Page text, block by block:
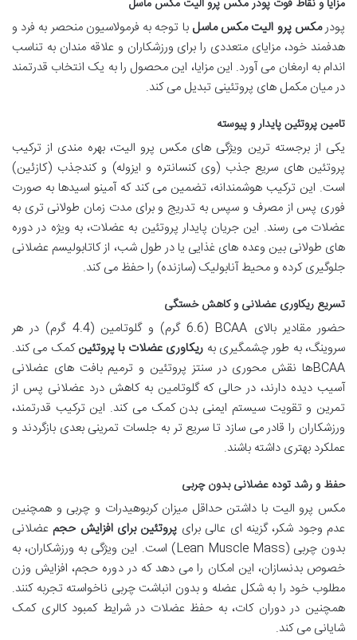
مزایا و نقاط قوت پودر مکس پرو الیت مکس ماسل
پودرمکس پرو الیت مکس ماسل با توجه به فرمولاسیون منحصر به فرد و
هدفمند خود، مزایای متعددی را برای ورزشکاران و علاقه مندان به تناسب
اندام به ارمغان می آورد. این مزایا، این محصول را به یک انتخاب قدرتمند
در میان مکمل های پروتئینی تبدیل می کند.
تامین پروتئین پایدار و پیوسته
یکی از برجسته ترین ویژگی های مکس پرو الیت، بهره مندی از ترکیب
پروتئین های سریع جذب (وی کنسانتره و ایزوله) و کندجذب (کازئین)
است. این ترکیب هوشمندانه، تضمین می کند که آمینو اسیدها به صورت
فوری پس از مصرف و سپس به تدریج و برای مدت زمان طولانی تری به
عضلات می رسند. این جریان پایدار پروتئین به عضلات، به ویژه در دوره
های طولانی بین وعده های غذایی یا در طول شب، از کاتابولیسم عضلانی
جلوگیری کرده و محیط آنابولیک (سازنده) را حفظ می کند.
تسریع ریکاوری عضلانی و کاهش خستگی
حضور مقادیر بالای BCAA (6.6 گرم) و گلوتامین (4.4 گرم) در هر
سروینگ، به طور چشمگیری به ریکاوری عضلات با پروتئینکمک می کند.
BCAAها نقش محوری در سنتز پروتئین و ترمیم بافت های عضلانی
آسیب دیده دارند، در حالی که گلوتامین به کاهش درد عضلانی پس از
تمرین و تقویت سیستم ایمنی بدن کمک می کند. این ترکیب قدرتمند،
ورزشکاران را قادر می سازد تا سریع تر به جلسات تمرینی بعدی بازگردند و
عملکرد بهتری داشته باشند.
حفظ و رشد توده عضلانی بدون چربی
مکس پرو الیت با داشتن حداقل میزان کربوهیدرات و چربی و همچنین
عدم وجود شکر، گزینه ای عالی برای پروتئین برای افزایش حجم عضلانی
بدون چربی (Lean Muscle Mass) است. این ویژگی به ورزشکاران، به
خصوص بدنسازان، این امکان را می دهد که در دوره حجم، افزایش وزن
مطلوب خود را به شکل عضله و بدون انباشت چربی ناخواسته تجربه کنند.
همچنین در دوران کات، به حفظ عضلات در شرایط کمبود کالری کمک
شایانی می کند.